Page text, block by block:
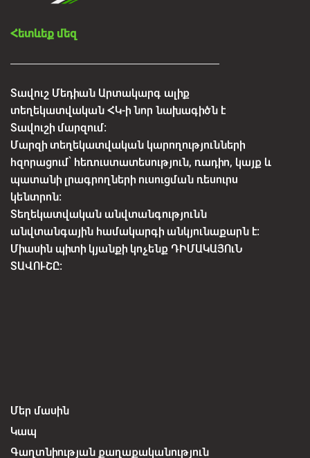
Հետևեք մեզ
Տավուշ Մեդիան Արտակարգ ալիք
տեղեկատվական ՀԿ-ի նոր նախագիծն է
Տավուշի մարզում:
Մարզի տեղեկատվական կարողությունների
հզորացում՝ հեռուստատեսություն, ռադիո, կայք և
պատանի լրագրողների ուսուցման ռեսուրս
կենտրոն:
Տեղեկատվական անվտանգությունն
անվտանգային համակարգի անկյունաքարն է:
Միասին պիտի կյանքի կոչենք ԴԻՄԱԿԱՅՈւՆ
ՏԱՎՈՒՇԸ:
Մեր մասին
Կապ
Գաղտնիության քաղաքականություն